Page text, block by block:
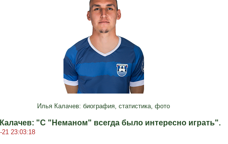
Илья Калачев: биография, статистика, фото
"С "Неманом" всегда было интересно играть".
21 23:03:18